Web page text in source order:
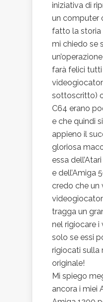
iniziativa di
un computer
fatto la storia
mi chiedo se
farà felici tutti
sottoscritto)
C64 erano
e che quindi
appieno il
gloriosa
essa
e dell’Amiga
credo che un
tragga un
nel rigiocare i
solo se essi
rigiocati sulla
originale!
Mi spiego
ancora i miei